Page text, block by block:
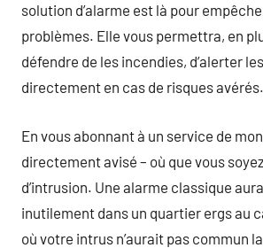
solution d’alarme est là pour
problèmes. Elle vous permettra, en
défendre de les incendies, d’alerter
directement en cas de risques avérés.
En vous abonnant à un service de
directement avisé – où que vous
d’intrusion. Une alarme classique
inutilement dans un quartier ergs au
où votre intrus n’aurait pas commun